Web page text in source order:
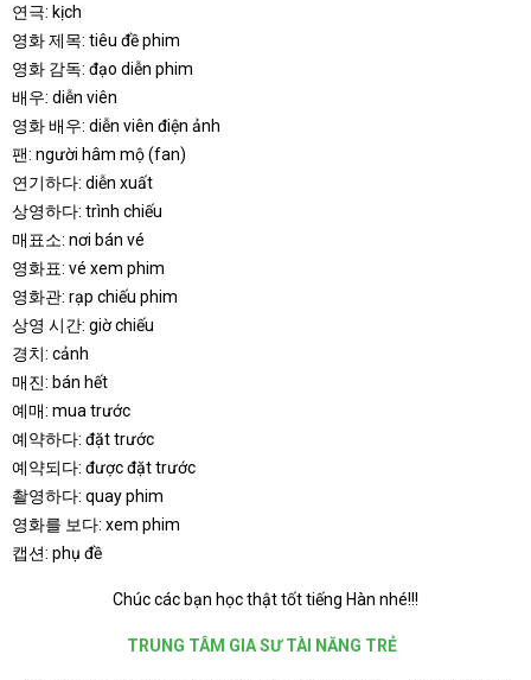
연극: kịch
영화 제목: tiêu đề phim
영화 감독: đạo diễn phim
배우: diễn viên
영화 배우: diễn viên điện ảnh
팬: người hâm mộ (fan)
연기하다: diễn xuất
상영하다: trình chiếu
매표소: nơi bán vé
영화표: vé xem phim
영화관: rạp chiếu phim
상영 시간: giờ chiếu
경치: cảnh
매진: bán hết
예매: mua trước
예약하다: đặt trước
예약되다: được đặt trước
촬영하다: quay phim
영화를 보다: xem phim
캡션: phụ đề
Chúc các bạn học thật tốt tiếng Hàn nhé!!!
TRUNG TÂM GIA SƯ TÀI NĂNG TRẺ